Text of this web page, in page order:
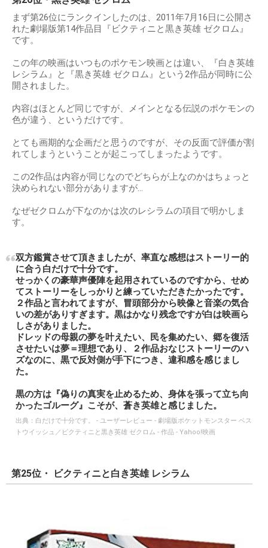
まず第26位にランクインしたのは、2011年7月16日に公開さ
れた劇場版第14作品目『ビクティニと黒き英雄 ゼクロム』
です。
この年の映画はいつものポケモン映画とは違い、『白き英雄
レシラム』と『黒き英雄 ゼクロム』という2作品が同時に公
開されました。
内容はほとんど同じですが、メインとなる伝説のポケモンの
色が違う、というだけです。
とても画期的な企画だと思うのですが、その反面で評価が割
れてしまうということが起こってしまったようです。
この2作品は内容が同じなのでどちらが上なのかはちょっと
決められない部分がありますが…
なぜゼクロムが下なのかは次のレシラムの項目で明かしま
す。
双方鑑賞させて頂きましたが、率直な感想はストーリー的
に合う白だけで十分です。
せっかくの豪華声優陣を起用されているのですから、せめ
てストーリーをしっかりと練っていただきたかったです。
２作品と言われてますが、冒頭部分から映像と音楽の気合
いの差がありすぎます。黒はかなり残念ですが白は映画ら
しさがありました。
ドレッドの母親の夢を叶えたい、民を集めたい、郷を復活
させたいは夢＝理想であり、２作品おなじストーリーのハ
ズなのに、黒で反対側が手下につき、違和感を感じまし
た。
黒の方は『偽りの真実を止めるため、身体を張って立ち向
かったゴルーグ』こそが、蒼き英雄と感じました。
出典： 白だけで十分です。 - ユーザーレビュー - 劇場版ポケットモンスター ベス
トウイッシュ／ビクティニと黒き英雄 ゼクロム - 作品 - Yahoo!映画
第25位・ ビクティニと白き英雄 レシラム